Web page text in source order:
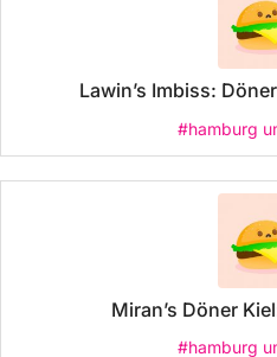
Lawin’s Imbiss:
#hamburg
Miran’s Döner
#hamburg